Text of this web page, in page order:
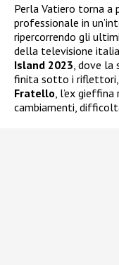
Perla Vatiero torna a
professionale in
ripercorrendo gli
della televisione
Island 2023 , dove
finita sotto i
Fratello , l’ex
cambiamenti,